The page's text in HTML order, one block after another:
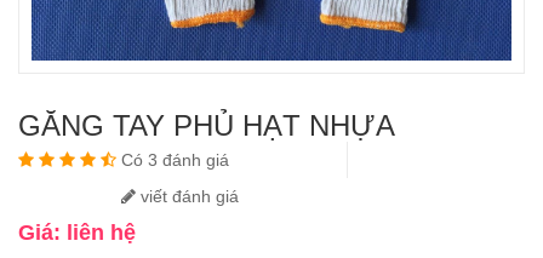
GĂNG TAY PHỦ HẠT NHỰA
Có 3 đánh giá
viết đánh giá
Giá: liên hệ